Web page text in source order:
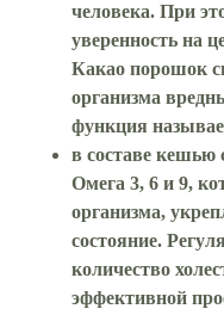
человека. При
уверенность на
Какао порошок
организма
функция
в составе
Омега 3, 6 и 9,
организма,
состояние.
количество
эффективной